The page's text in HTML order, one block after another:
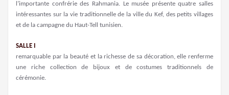
l’importante confrérie des Rahmania. Le musée présente quatre salles
intéressantes sur la vie traditionnelle de la ville du Kef, des petits villages
et de la campagne du Haut-Tell tunisien.
SALLE I
remarquable par la beauté et la richesse de sa décoration, elle renferme
une riche collection de bijoux et de costumes traditionnels de
cérémonie.